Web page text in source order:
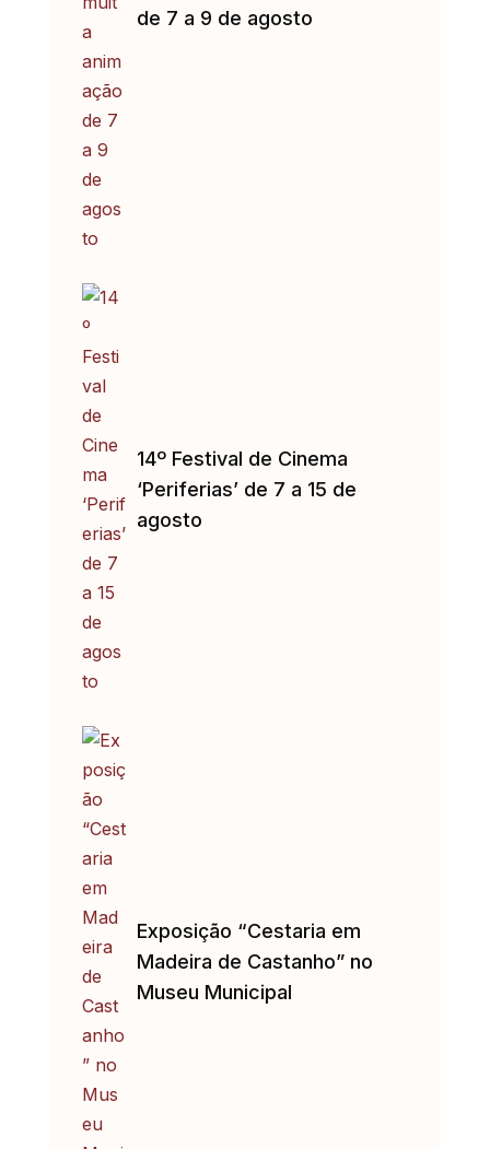
de 7 a 9 de agosto
14º Festival de Cinema
‘Periferias’ de 7 a 15 de
agosto
Exposição “Cestaria em
Madeira de Castanho” no
Museu Municipal